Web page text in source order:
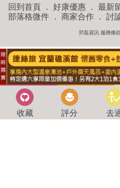
回到首頁 ． 好康優惠 ． 最新
部落格微件． 商家合作． 討
羿磊資訊 服務條
收藏 評分 去